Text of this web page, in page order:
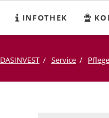
INFOTHEK
DASINVEST Service